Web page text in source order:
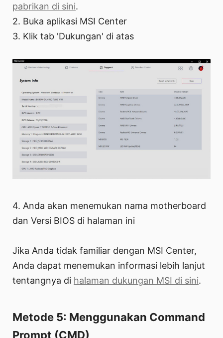
pabrikan di sini.
2. Buka aplikasi MSI Center
3. Klik tab 'Dukungan' di atas
4. Anda akan menemukan nama motherboard
dan Versi BIOS di halaman ini
Jika Anda tidak familiar dengan MSI Center,
Anda dapat menemukan informasi lebih lanjut
tentangnya di halaman dukungan MSI di sini.
Metode 5: Menggunakan Command
Prompt (CMD)